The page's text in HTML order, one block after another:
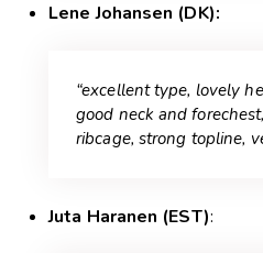
Lene Johansen (DK):
“excellent type, lovely
good neck and
ribcage, strong topline,
Juta Haranen (EST):